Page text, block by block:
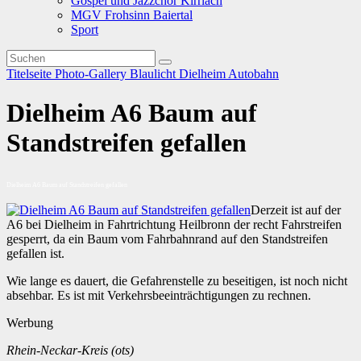
MGV Frohsinn Baiertal
Sport
Titelseite Photo-Gallery Blaulicht Dielheim Autobahn
Dielheim A6 Baum auf
Standstreifen gefallen
Derzeit ist auf der
A6 bei Dielheim in Fahrtrichtung Heilbronn der recht Fahrstreifen
gesperrt, da ein Baum vom Fahrbahnrand auf den Standstreifen
gefallen ist.
Wie lange es dauert, die Gefahrenstelle zu beseitigen, ist noch nicht
absehbar. Es ist mit Verkehrsbeeinträchtigungen zu rechnen.
Werbung
Rhein-Neckar-Kreis (ots)